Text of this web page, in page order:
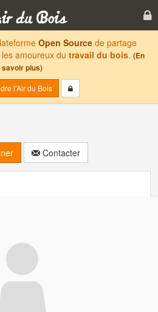
Open Sourcede partage
amoureux du travail du bois. (En
savoir plus)
l'Air du Bois
Contacter